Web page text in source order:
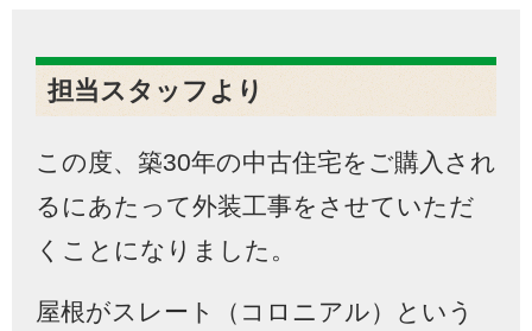
担当スタッフより
この度、築30年の中古住宅をご購入され
るにあたって外装工事をさせていただ
くことになりました。
屋根がスレート（コロニアル）という